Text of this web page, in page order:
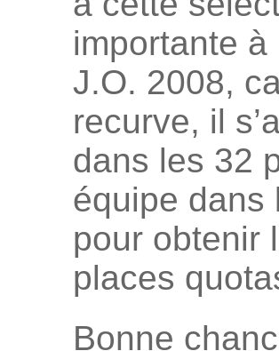
importante à
J.O. 2008,
recurve, il
dans les 32
équipe dans
pour obtenir
places
Bonne